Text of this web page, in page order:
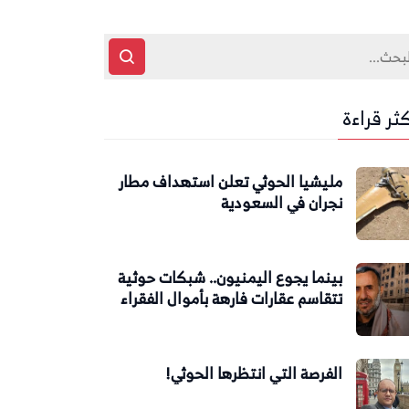
قراءة
مليشيا الحوثي تعلن استهداف مطار
نجران في السعودية
بينما يجوع اليمنيون.. شبكات حوثية
تتقاسم عقارات فارهة بأموال الفقراء
الفرصة التي انتظرها الحوثي!